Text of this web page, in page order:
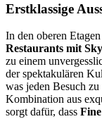
Erstklassige
In den oberen
Restaurants mit
zu einem
der spektakulären
was jeden Besuch
Kombination aus
sorgt dafür, dass